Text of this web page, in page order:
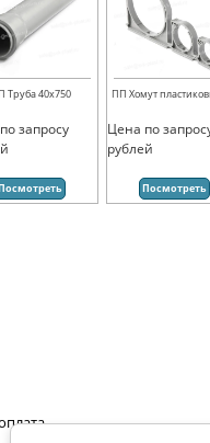
Труба 40х750
запросу
ПП Хомут
Цена по
рублей
Посмотреть